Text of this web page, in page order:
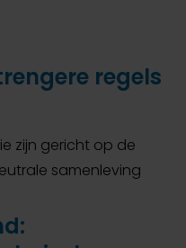
regels
zijn gericht op de
samenleving